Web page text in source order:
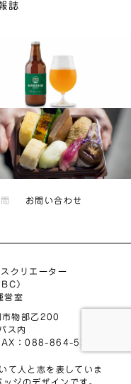
誌
お問い合わせ
クリエーター
）
営室
物部乙200
ス内
：088-864-5209
て人と志を表していま
ジのデザインです。